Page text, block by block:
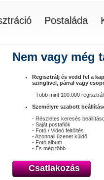
Postaláda
Nem vagy még
Regisztrálj és vedd fel a
szinglivel, párral vagy
- Több mint 100.000
Személyre szabott
- Részletes keresés
- Saját postafiók
- Fotó / Videó feltöltés
- Azonnali üzenet küldő
- Fotó album
- És még több...
Csatlakozás